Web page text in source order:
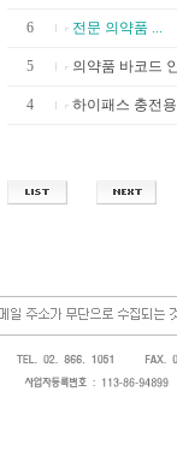
6 전문 의약품 ...
5 의약품 바코드
4 하이패스 충전